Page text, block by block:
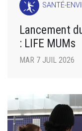
SANTÉ-
Lancement
: LIFE MUMs
MAR 7 JUIL 2026